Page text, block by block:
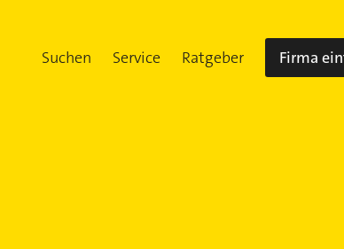
Suchen Service Ratgeber Firma